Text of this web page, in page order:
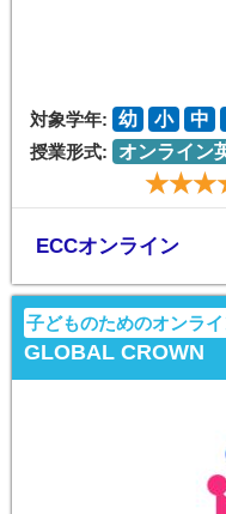
対象学年: 幼 小 中
授業形式:
オンライン
ECCオンライン
子どものためのオンラ
GLOBAL CROWN